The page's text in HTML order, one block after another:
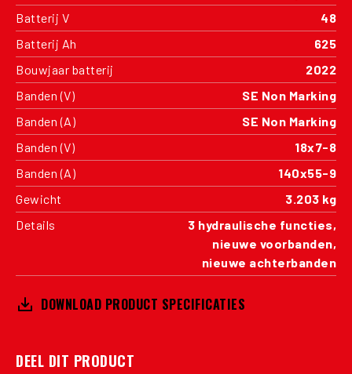
Batterij V
48
Batterij Ah
625
Bouwjaar batterij
2022
Banden (V)
SE Non Marking
Banden (A)
SE Non Marking
Banden (V)
18x7-8
Banden (A)
140x55-9
Gewicht
3.203 kg
Details
3 hydraulische functies,
nieuwe voorbanden,
nieuwe achterbanden
DOWNLOAD PRODUCT SPECIFICATIES
DEEL DIT PRODUCT